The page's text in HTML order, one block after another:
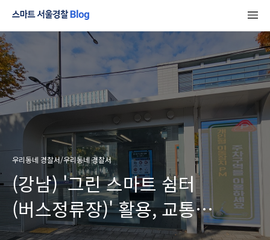
우리동네 경찰서/우리동네 경찰서
(강남) '그린 스마트 쉼터
(버스정류장)' 활용, 교통
안전수칙 홍보